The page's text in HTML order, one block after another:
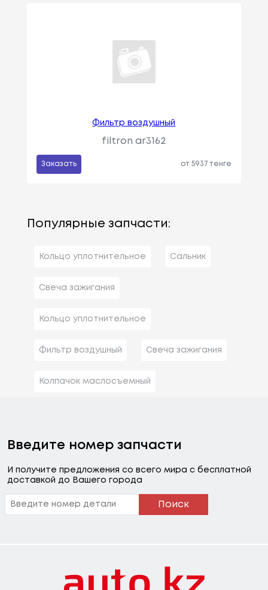
Фильтр воздушный
filtron ar3162
Заказать от 5937 тенге
Популярные запчасти:
Кольцо уплотнительное Сальник
Свеча зажигания
Кольцо уплотнительное
Фильтр воздушный Свеча зажигания
Колпачок маслосъемный
Введите номер запчасти
И получите предложения со всего мира с бесплатной
доставкой до Вашего города
Поиск